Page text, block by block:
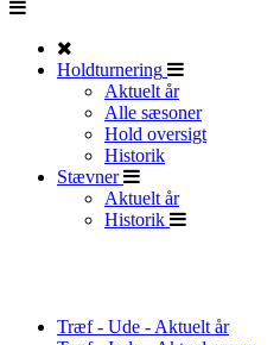
Holdturnering
Aktuelt år
Alle sæsoner
Hold oversigt
Historik
Stævner
Aktuelt år
Historik
Træf - Ude - Aktuelt år